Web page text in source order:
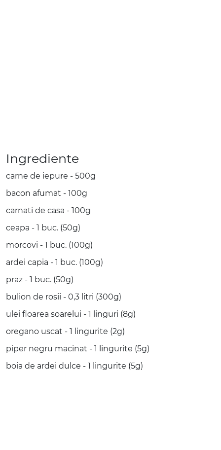
Ingrediente
carne de iepure - 500g
bacon afumat - 100g
carnati de casa - 100g
ceapa - 1 buc. (50g)
morcovi - 1 buc. (100g)
ardei capia - 1 buc. (100g)
praz - 1 buc. (50g)
bulion de rosii - 0,3 litri (300g)
ulei floarea soarelui - 1 linguri (8g)
oregano uscat - 1 lingurite (2g)
piper negru macinat - 1 lingurite (5g)
boia de ardei dulce - 1 lingurite (5g)